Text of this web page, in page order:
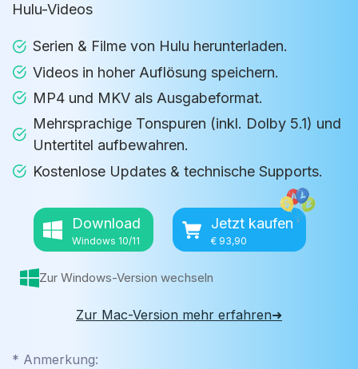
Hulu-Videos
Serien & Filme von Hulu herunterladen.
Videos in hoher Auflösung speichern.
MP4 und MKV als Ausgabeformat.
Mehrsprachige Tonspuren (inkl. Dolby 5.1) und
Untertitel aufbewahren.
Kostenlose Updates & technische Supports.
Download
Windows 10/11
Jetzt kaufen
€ 93,90
Zur Windows-Version wechseln
Zur Mac-Version mehr erfahren➜
* Anmerkung: